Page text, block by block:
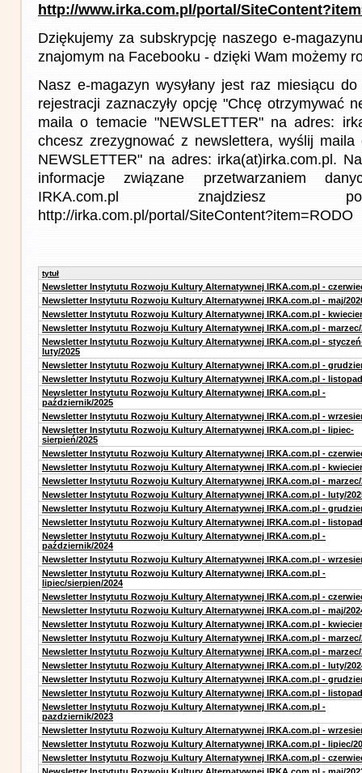
http://www.irka.com.pl/portal/
Dziękujemy za subskrypcję naszego e-
znajomym na Facebooku - dzięki Wam możemy
Nasz e-magazyn wysyłany jest raz miesiącu
rejestracji zaznaczyły opcję "Chcę otrzymywać
maila o temacie "NEWSLETTER" na adres:
chcesz zrezygnować z newslettera, wyślij
NEWSLETTER" na adres: irka(at)irka.com.pl.
informacje związane przetwarzaniem
IRKA.com.pl znajdziesz
http://irka.com.pl/portal/SiteContent?item=RODO
tytuł
Newsletter Instytutu Rozwoju Kultury Alternatywnej IRKA.com.pl -
Newsletter Instytutu Rozwoju Kultury Alternatywnej IRKA.com.pl - maj/
Newsletter Instytutu Rozwoju Kultury Alternatywnej IRKA.com.pl -
Newsletter Instytutu Rozwoju Kultury Alternatywnej IRKA.com.pl - marzec/
Newsletter Instytutu Rozwoju Kultury Alternatywnej IRKA.com.pl -
luty/2025
Newsletter Instytutu Rozwoju Kultury Alternatywnej IRKA.com.pl -
Newsletter Instytutu Rozwoju Kultury Alternatywnej IRKA.com.pl -
Newsletter Instytutu Rozwoju Kultury Alternatywnej IRKA.com.pl -
październik/2025
Newsletter Instytutu Rozwoju Kultury Alternatywnej IRKA.com.pl -
Newsletter Instytutu Rozwoju Kultury Alternatywnej IRKA.com.pl - lipiec-
sierpień/2025
Newsletter Instytutu Rozwoju Kultury Alternatywnej IRKA.com.pl -
Newsletter Instytutu Rozwoju Kultury Alternatywnej IRKA.com.pl -
Newsletter Instytutu Rozwoju Kultury Alternatywnej IRKA.com.pl - marzec/
Newsletter Instytutu Rozwoju Kultury Alternatywnej IRKA.com.pl - luty/
Newsletter Instytutu Rozwoju Kultury Alternatywnej IRKA.com.pl -
Newsletter Instytutu Rozwoju Kultury Alternatywnej IRKA.com.pl -
Newsletter Instytutu Rozwoju Kultury Alternatywnej IRKA.com.pl -
październik/2024
Newsletter Instytutu Rozwoju Kultury Alternatywnej IRKA.com.pl -
Newsletter Instytutu Rozwoju Kultury Alternatywnej IRKA.com.pl -
lipiec/sierpien/2024
Newsletter Instytutu Rozwoju Kultury Alternatywnej IRKA.com.pl -
Newsletter Instytutu Rozwoju Kultury Alternatywnej IRKA.com.pl - maj/
Newsletter Instytutu Rozwoju Kultury Alternatywnej IRKA.com.pl -
Newsletter Instytutu Rozwoju Kultury Alternatywnej IRKA.com.pl - marzec/
Newsletter Instytutu Rozwoju Kultury Alternatywnej IRKA.com.pl - marzec/
Newsletter Instytutu Rozwoju Kultury Alternatywnej IRKA.com.pl - luty/
Newsletter Instytutu Rozwoju Kultury Alternatywnej IRKA.com.pl -
Newsletter Instytutu Rozwoju Kultury Alternatywnej IRKA.com.pl -
Newsletter Instytutu Rozwoju Kultury Alternatywnej IRKA.com.pl -
pazdziernik/2023
Newsletter Instytutu Rozwoju Kultury Alternatywnej IRKA.com.pl -
Newsletter Instytutu Rozwoju Kultury Alternatywnej IRKA.com.pl - lipiec/
Newsletter Instytutu Rozwoju Kultury Alternatywnej IRKA.com.pl -